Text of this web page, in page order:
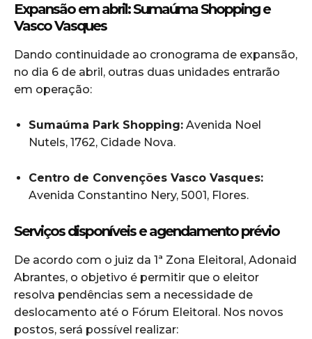
Expansão em abril: Sumaúma Shopping e
Vasco Vasques
Dando continuidade ao cronograma de expansão,
no dia 6 de abril, outras duas unidades entrarão
em operação:
Sumaúma Park Shopping: Avenida Noel
Nutels, 1762, Cidade Nova.
Centro de Convenções Vasco Vasques:
Avenida Constantino Nery, 5001, Flores.
Serviços disponíveis e agendamento prévio
De acordo com o juiz da 1ª Zona Eleitoral, Adonaid
Abrantes, o objetivo é permitir que o eleitor
resolva pendências sem a necessidade de
deslocamento até o Fórum Eleitoral. Nos novos
postos, será possível realizar: